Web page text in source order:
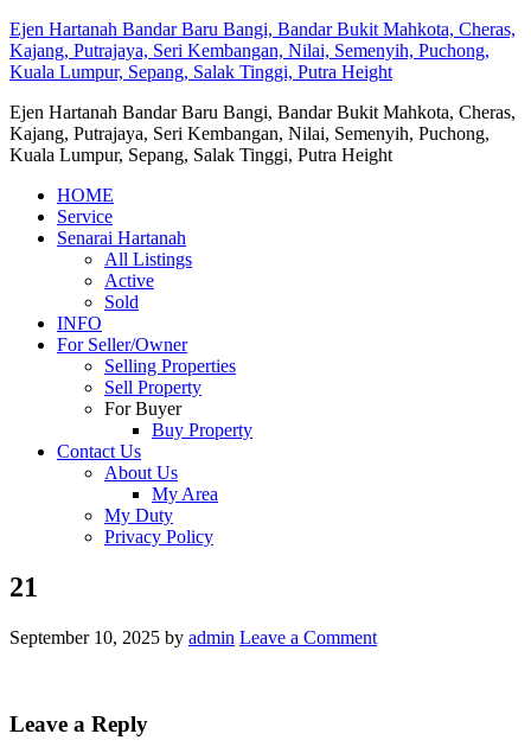
Ejen Hartanah Bandar Baru Bangi, Bandar Bukit Mahkota, Cheras,
Kajang, Putrajaya, Seri Kembangan, Nilai, Semenyih, Puchong,
Kuala Lumpur, Sepang, Salak Tinggi, Putra Height
Ejen Hartanah Bandar Baru Bangi, Bandar Bukit Mahkota, Cheras,
Kajang, Putrajaya, Seri Kembangan, Nilai, Semenyih, Puchong,
Kuala Lumpur, Sepang, Salak Tinggi, Putra Height
HOME
Service
Senarai Hartanah
All Listings
Active
Sold
INFO
For Seller/Owner
Selling Properties
Sell Property
For Buyer
Buy Property
Contact Us
About Us
My Area
My Duty
Privacy Policy
21
September 10, 2025 by admin Leave a Comment
Leave a Reply